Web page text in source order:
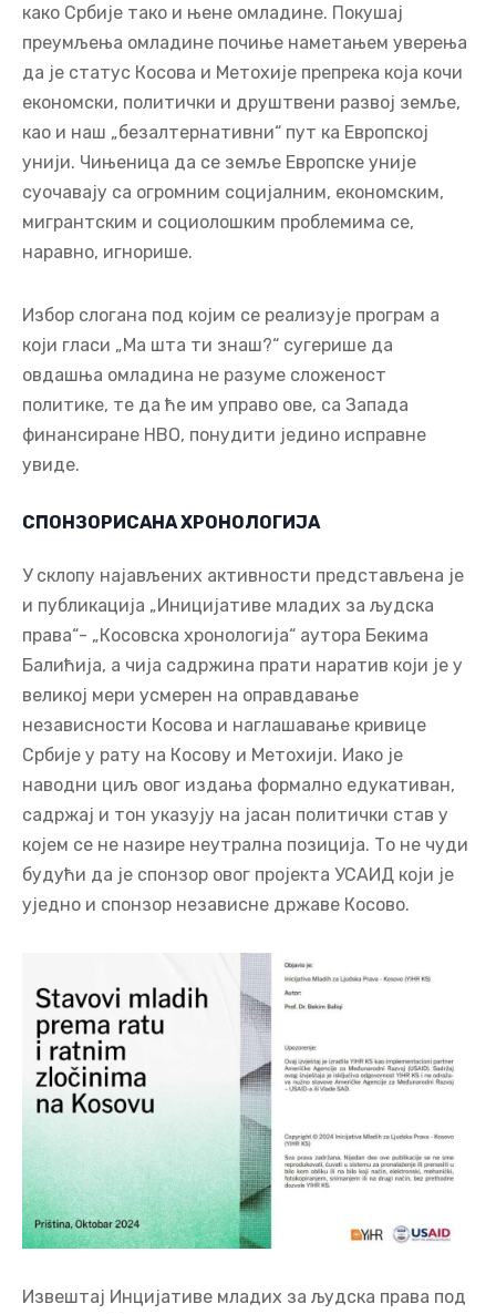
како Србије тако и њене омладине. Покушај
преумљења омладине почиње наметањем уверења
да је статус Косова и Метохије препрека која кочи
економски, политички и друштвени развој земље,
као и наш „безалтернативни“ пут ка Европској
унији. Чињеница да се земље Европске уније
суочавају са огромним социјалним, економским,
мигрантским и социолошким проблемима се,
наравно, игнорише.
Избор слогана под којим се реализује програм а
који гласи „Ма шта ти знаш?“ сугерише да
овдашња омладина не разуме сложеност
политике, те да ће им управо ове, са Запада
финансиране НВО, понудити једино исправне
увиде.
СПОНЗОРИСАНА ХРОНОЛОГИЈА
У склопу најављених активности представљена је
и публикација „Иницијативе младих за људска
права“- „Косовска хронологија“ аутора Бекима
Балићија, а чија садржина прати наратив који је у
великој мери усмерен на оправдавање
независности Косова и наглашавање кривице
Србије у рату на Косову и Метохији. Иако је
наводни циљ овог издања формално едукативан,
садржај и тон указују на јасан политички став у
којем се не назире неутрална позиција. То не чуди
будући да је спонзор овог пројекта УСАИД који је
уједно и спонзор независне државе Косово.
Извештај Инцијативе младих за људска права под